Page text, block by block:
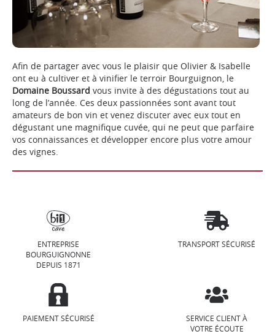
Afin de partager avec vous le plaisir que Olivier & Isabelle
ont eu à cultiver et à vinifier le terroir Bourguignon, le
Domaine Boussard vous invite à des dégustations tout au
long de l’année. Ces deux passionnées sont avant tout
amateurs de bon vin et venez discuter avec eux tout en
dégustant une magnifique cuvée, qui ne peut que parfaire
vos connaissances et développer encore plus votre amour
des vignes.
ENTREPRISE
BOURGUIGNONNE
DEPUIS 1871
TRANSPORT SÉCURISÉ
PAIEMENT SÉCURISÉ
SERVICE CLIENT À
VOTRE ÉCOUTE